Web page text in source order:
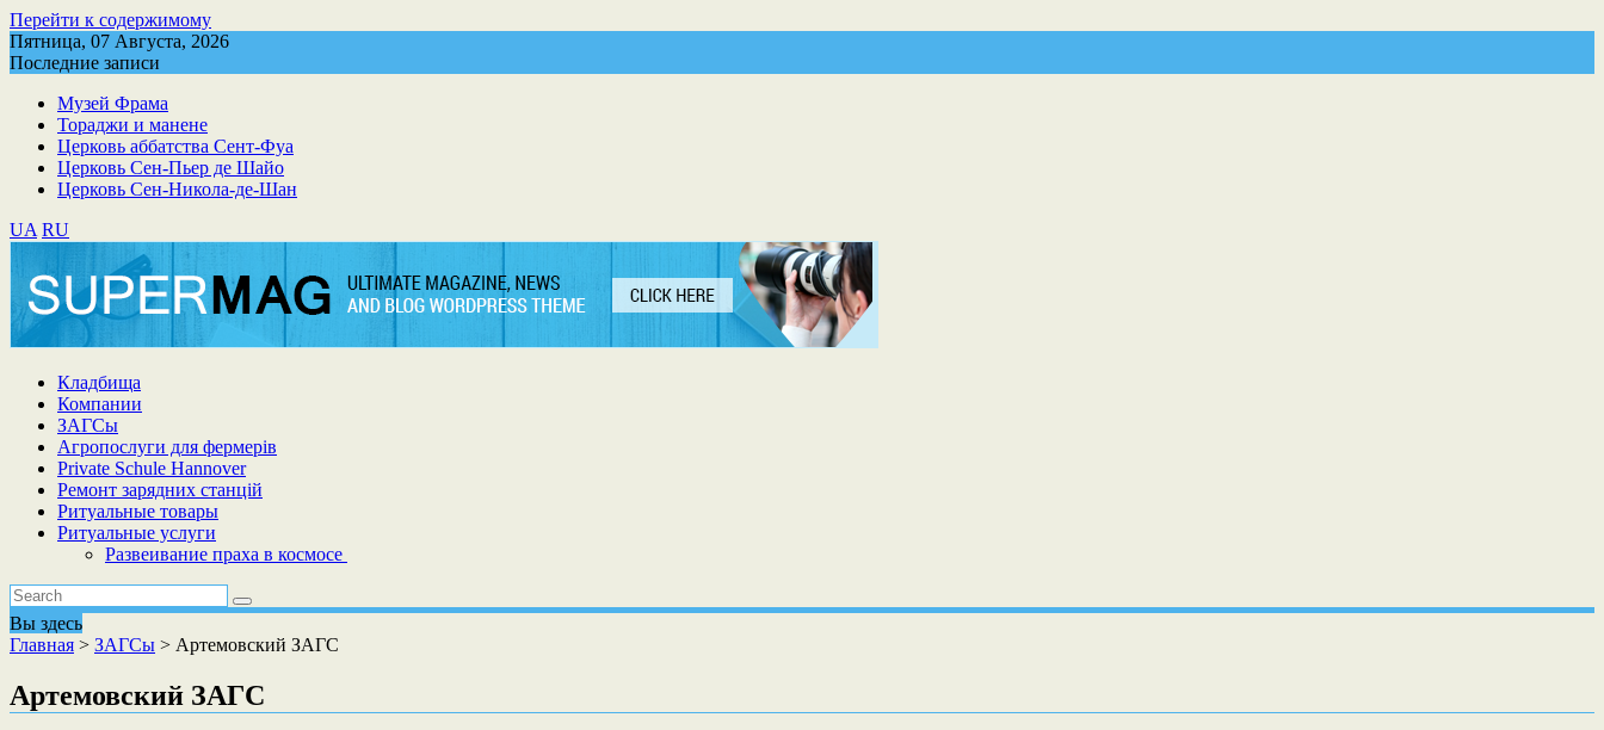
Перейти к содержимому
Пятница, 07 Августа, 2026
Последние записи
Музей Фрама
Тораджи и манене
Церковь аббатства Сент-Фуа
Церковь Сен-Пьер де Шайо
Церковь Сен-Никола-де-Шан
UA RU
Кладбища
Компании
ЗАГСы
Агропослуги для фермерів
Private Schule Hannover
Ремонт зарядних станцій
Ритуальные товары
Ритуальные услуги
Развеивание праха в космосе
Вы здесь
Главная > ЗАГСы > Артемовский ЗАГС
Артемовский ЗАГС